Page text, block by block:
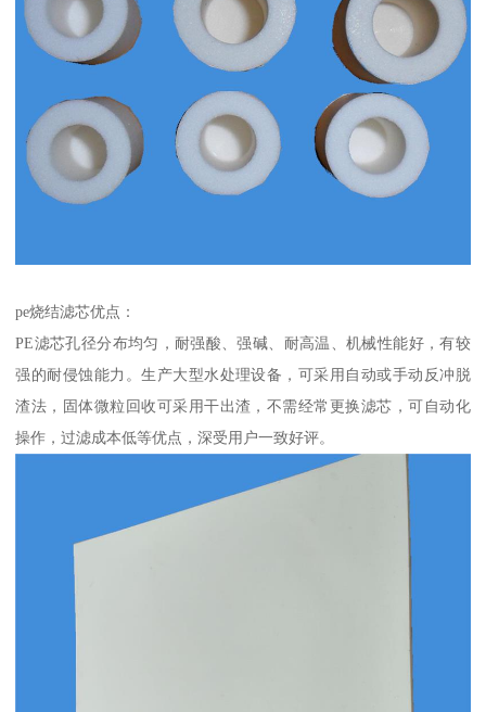
pe烧结滤芯优点：
PE滤芯孔径分布均匀，耐强酸、强碱、耐高温、机械性能好，有较
强的耐侵蚀能力。生产大型水处理设备，可采用自动或手动反冲脱
渣法，固体微粒回收可采用干出渣，不需经常更换滤芯，可自动化
操作，过滤成本低等优点，深受用户一致好评。